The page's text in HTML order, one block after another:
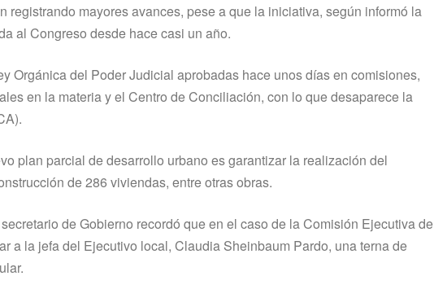
registrando mayores avances, pese a que la iniciativa, según informó la
al Congreso desde hace casi un año.
Orgánica del Poder Judicial aprobadas hace unos días en comisiones,
en la materia y el Centro de Conciliación, con lo que desaparece la
plan parcial de desarrollo urbano es garantizar la realización del
de 286 viviendas, entre otras obras.
de Gobierno recordó que en el caso de la Comisión Ejecutiva de
a la jefa del Ejecutivo local, Claudia Sheinbaum Pardo, una terna de